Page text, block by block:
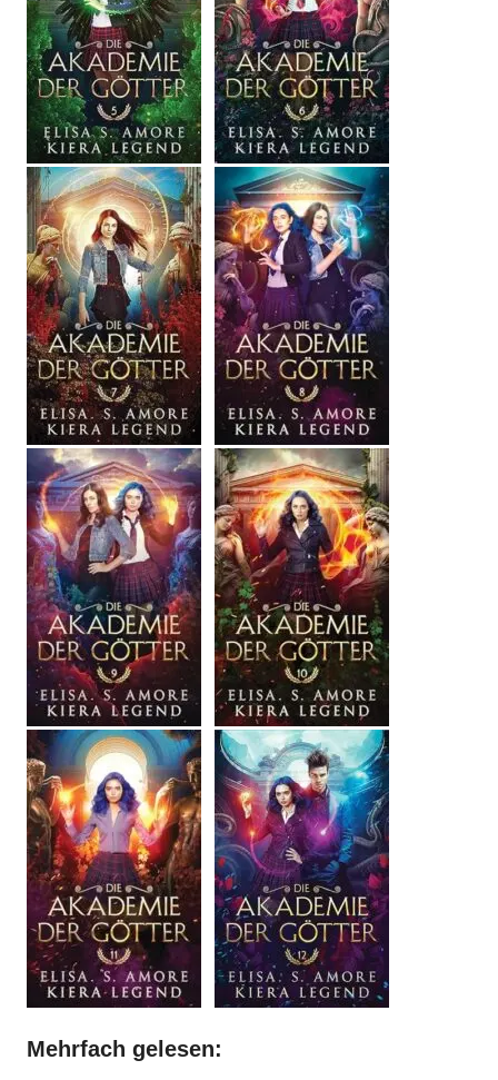
Mehrfach gelesen: